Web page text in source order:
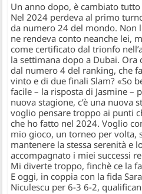
Un anno dopo, è cambiato tutto
Nel 2024 perdeva al primo
da numero 24 del mondo. Non
ne rendeva conto neanche lei,
come certificato dal trionfo
la settimana dopo a Dubai. Ora
dal numero 4 del ranking, che
vinto e di due finali Slam? «So
facile – la risposta di Jasmine –
nuova stagione, c’è una nuova
voglio pensare troppo ai punti
che ho fatto nel 2024. Voglio
mio gioco, un torneo per volta,
mantenere la stessa serenità e
accompagnato i miei successi
Mi diverte troppo, finchè ce la
E oggi, in coppia con la fida
Niculescu per 6-3 6-2,